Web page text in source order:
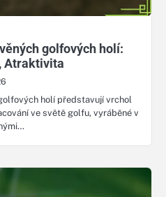
golfových holí:
Atraktivita
holí představují vrchol
ve světě golfu, vyráběné v